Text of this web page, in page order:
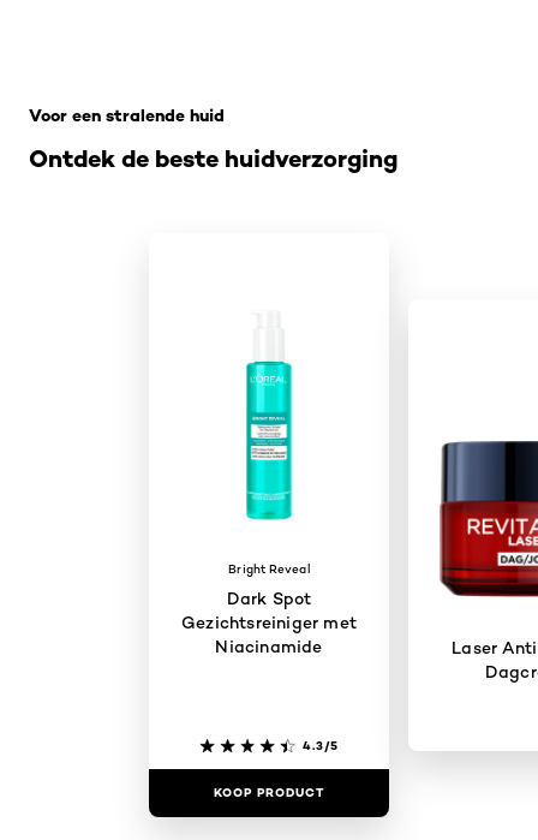
Ontdek de beste huidverzorging
Voor een stralende huid
Bright Reveal
Dark Spot
Gezichtsreiniger met
Niacinamide
4.3/5
KOOP PRODUCT
Laser